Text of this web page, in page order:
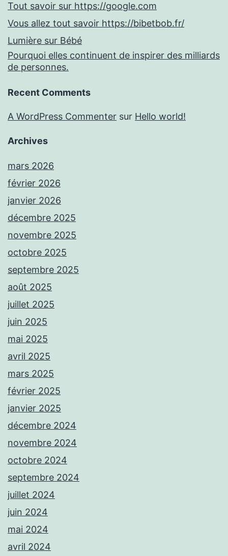
Tout savoir sur https://google.com
Vous allez tout savoir https://bibetbob.fr/
Lumière sur Bébé
Pourquoi elles continuent de inspirer des milliards
de personnes.
Recent Comments
A WordPress Commenter sur Hello world!
Archives
mars 2026
février 2026
janvier 2026
décembre 2025
novembre 2025
octobre 2025
septembre 2025
août 2025
juillet 2025
juin 2025
mai 2025
avril 2025
mars 2025
février 2025
janvier 2025
décembre 2024
novembre 2024
octobre 2024
septembre 2024
juillet 2024
juin 2024
mai 2024
avril 2024